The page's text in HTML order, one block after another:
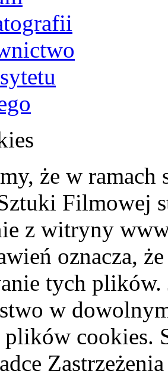
że w ramach
Filmowej
z witryny
oznacza,
tych plików.
w
plików cookies.